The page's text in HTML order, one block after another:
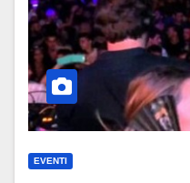
EVENTI